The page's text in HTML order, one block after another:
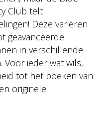
Club telt
Deze variëren
geavanceerde
in verschillende
ieder wat wils,
tot het boeken van
originele